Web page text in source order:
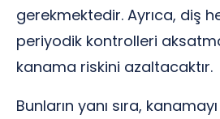
gerekmektedir. Ayrıca, diş
periyodik kontrolleri
kanama riskini azaltacaktır.
Bunların yanı sıra,